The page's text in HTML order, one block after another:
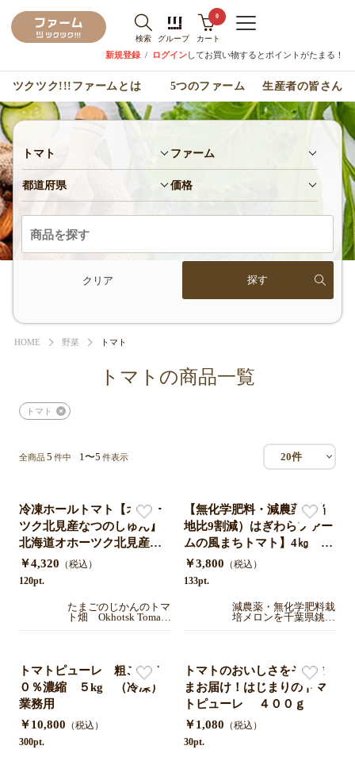
検索 グループ
0
カート
新規登録 / ログインしてお買い物するとポイントがたまる！
ツクツク!!!ファームとは 5つのファーム 生産者の皆さん
トマト ファーム
都道府県 価格
クリア
HOME 野菜 トマト
トマトの商品一覧
トマト
全商品5 件中 1〜5 件表示 20件
冷凍ホールトマト【オホー
ツク北見産なつのしゅん】
北海道オホーツク北見産
５kg 業務用
￥4,320 （税込）
120pt.
たまごのじかんのトマ
ト畑 Okhotsk Tomato
【無化学肥料・減農薬（当
地比9割減）はぎわらファー
ムの風まちトマト】4㎏ 2
0〜30個程度でお届け千葉県
銚子産 ミネラル豊富で味
￥3,800 （税込）
133pt.
減農薬・無化学肥料栽
培メロンを千葉県銚子
トマトピューレ 粗ごし７
０％濃縮 ５kg （冷凍）
業務用
￥10,800 （税込）
300pt.
トマトのおいしさをそのま
まお届け！はじまりのトマ
トピューレ ４００ｇ
￥1,080 （税込）
30pt.